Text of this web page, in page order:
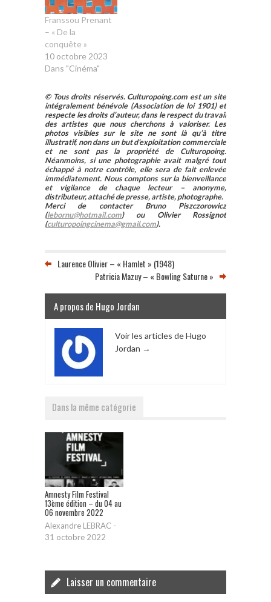
Franssou Prenant
– « De la
conquête »
10 octobre 2023
Dans "Cinéma"
© Tous droits réservés. Culturopoing.com est un site
intégralement bénévole (Association de loi 1901) et
respecte les droits d’auteur, dans le respect du travail
des artistes que nous cherchons à valoriser. Les
photos visibles sur le site ne sont là qu’à titre
illustratif, non dans un but d’exploitation commerciale
et ne sont pas la propriété de Culturopoing.
Néanmoins, si une photographie avait malgré tout
échappé à notre contrôle, elle sera de fait enlevée
immédiatement. Nous comptons sur la bienveillance
et vigilance de chaque lecteur – anonyme,
distributeur, attaché de presse, artiste, photographe.
Merci de contacter Bruno Piszczorowicz
(lebornu@hotmail.com) ou Olivier Rossignot
(culturopoingcinema@gmail.com).
Laurence Olivier – « Hamlet » (1948)
Patricia Mazuy – « Bowling Saturne »
A propos de Hugo Jordan
Voir les articles de Hugo
Jordan →
Dans la même catégorie
Amnesty Film Festival
13ème édition – du 04 au
06 novembre 2022
Alexandre LEBRAC -
31 octobre 2022
Laisser un commentaire